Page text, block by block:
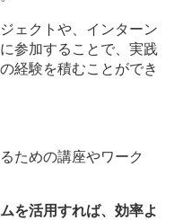
ェクトや、インターン
参加することで、実践
経験を積むことができ
ための講座やワーク
を活用すれば、効率よ